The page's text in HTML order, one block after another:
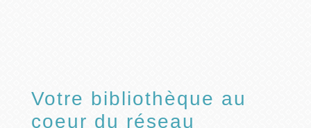
Votre bibliothèque au
coeur du réseau